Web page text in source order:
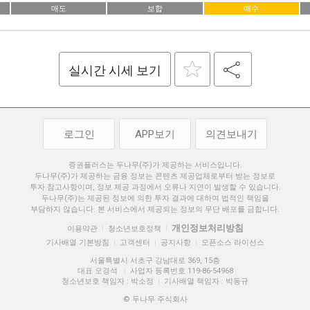
매도 보합 매수
실시간 시세 보기
로그인 APP보기 의견보내기
증권플러스는 두나무(주)가 제공하는 서비스입니다.
두나무(주)가 제공하는 금융 정보는 콘텐츠 제공업체로부터 받는 정보로
투자 참고사항이며, 정보 제공 과정에서 오류나 지연이 발생할 수 있습니다.
두나무(주)는 제공된 정보에 의한 투자 결과에 대하여 법적인 책임을
부담하지 않습니다. 본 서비스에서 제공되는 정보의 무단 배포를 금합니다.
이용약관 청소년보호정책 개인정보처리방침
기사배열 기본방침 고객센터 공지사항
오픈소스 라이선스
서울특별시 서초구 강남대로 369, 15층
대표 오경석
사업자 등록번호 119-86-54968
청소년보호 책임자 : 박소정
기사배열 책임자 : 박동규
© 두나무 주식회사